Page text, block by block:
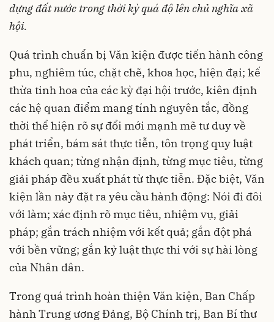
dựng đất nước trong thời kỳ quá độ lên chủ nghĩa xã
hội.
Quá trình chuẩn bị Văn kiện được tiến hành công
phu, nghiêm túc, chặt chẽ, khoa học, hiện đại; kế
thừa tinh hoa của các kỳ đại hội trước, kiên định
các hệ quan điểm mang tính nguyên tắc, đồng
thời thể hiện rõ sự đổi mới mạnh mẽ tư duy về
phát triển, bám sát thực tiễn, tôn trọng quy luật
khách quan; từng nhận định, từng mục tiêu, từng
giải pháp đều xuất phát từ thực tiễn. Đặc biệt, Văn
kiện lần này đặt ra yêu cầu hành động: Nói đi đôi
với làm; xác định rõ mục tiêu, nhiệm vụ, giải
pháp; gắn trách nhiệm với kết quả; gắn đột phá
với bền vững; gắn kỷ luật thực thi với sự hài lòng
của Nhân dân.
Trong quá trình hoàn thiện Văn kiện, Ban Chấp
hành Trung ương Đảng, Bộ Chính trị, Ban Bí thư